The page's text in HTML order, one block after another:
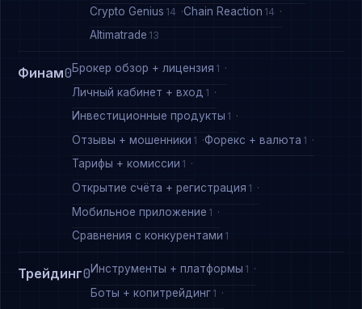
Crypto Genius 14 Chain Reaction 14
Altimatrade 13
Финам0Брокер обзор + лицензия 1
Личный кабинет + вход 1
Инвестиционные продукты 1
Отзывы + мошенники 1 Форекс + валюта 1
Тарифы + комиссии 1
Открытие счёта + регистрация 1
Мобильное приложение 1
Сравнения с конкурентами 1
Трейдинг0Инструменты + платформы 1
Боты + копитрейдинг 1